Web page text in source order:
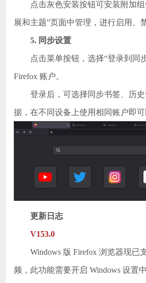
点击灰色安装按钮可安装附加组
展和主题”页面中管理，进行启用、
5. 同步设置
点击菜单按钮，选择“登录到同
Firefox 账户。
登录后，可选择同步书签、历史
据，在不同设备上使用相同账户即可
更新日志
V153.0
Windows 版 Firefox 浏览器现已
频，此功能需要开启 Windows 设置